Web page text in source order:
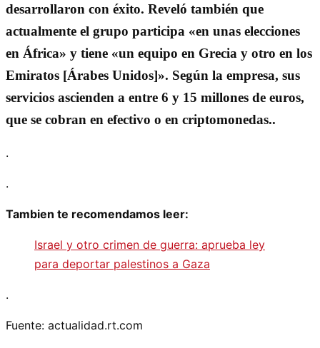
desarrollaron con éxito. Reveló también que
actualmente el grupo participa «en unas elecciones
en África» y tiene «un equipo en Grecia y otro en los
Emiratos [Árabes Unidos]». Según la empresa, sus
servicios ascienden a entre 6 y 15 millones de euros,
que se cobran en efectivo o en criptomonedas..
.
.
Tambien te recomendamos leer:
Israel y otro crimen de guerra: aprueba ley
para deportar palestinos a Gaza
.
Fuente: actualidad.rt.com